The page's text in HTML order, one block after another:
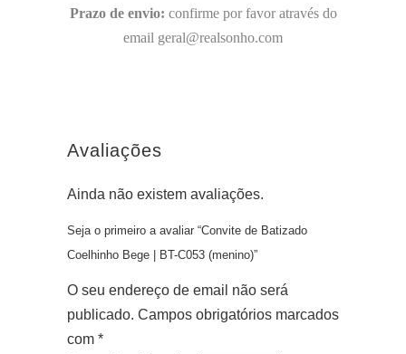
Prazo de envio: confirme por favor através do
email geral@realsonho.com
Avaliações
Ainda não existem avaliações.
Seja o primeiro a avaliar “Convite de Batizado
Coelhinho Bege | BT-C053 (menino)”
O seu endereço de email não será
publicado. Campos obrigatórios marcados
com *